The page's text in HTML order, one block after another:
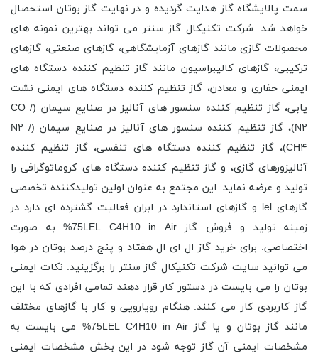
سمت پالایشگاه گاز هدایت گردیده و در نهایت گاز بوتان استحصال
خواهد شد. شرکت تکنیکال گاز سنتر می تواند بهترین نمونه های
محصولات گازی مانند گازهای آزمایشگاهی، گازهای صنعتی، گازهای
ترکیبی، گازهای کالیبراسیون مانند گاز تنظیم کننده دستگاه های
ایمنی حفاری و معادن، گاز تنظیم کننده دستگاه های ایمنی نشت
یابی، گاز تنظیم کننده سنسور های آنالیز در صنایع سیمان (CO /
N۲)، گاز تنظیم کننده سنسور های آنالیز در صنایع سیمان (N۲ /
CH۴)، گاز تنظیم کننده دستگاه های تنفسی، گاز تنظیم کننده
آنالیزورهای گازی، و گاز تنظیم کننده دستگاه های کروماتوگرافی را
تولید و عرضه نماید. این مجتمع به عنوان اولین تولیدکننده تخصصی
گازهای lel و گازهای استاندارد در ابران فعالیت گشترده ای دارد در
زمینه تولید و فروش گاز 75LEL C4H10 in Air% به صورت
اختصاصی. برای خرید گاز ال ای ال هفتاد و پنج درصد بوتان در هوا
می توانید سایت شرکت تکنیکال گاز سنتر را برگزینید. نکات ایمنی
بوتان را می بایست در دستور کار قرار دهند تمامی افرادی که با این
گاز کاربردی کار می کنند. هنگام رویارویی و کار با گازهای مختلف
مانند گاز بوتان و یا گاز 75LEL C4H10 in Air% می بایست به
مشخصات ایمنی آن گاز توجه شود در این بخش مشخصات ایمنی